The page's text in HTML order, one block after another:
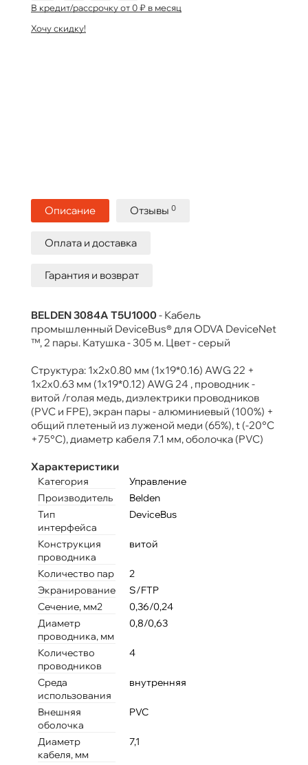
В кредит/рассрочку от 0 ₽ в месяц
Хочу скидку!
Описание Отзывы 0
Оплата и доставка
Гарантия и возврат
BELDEN 3084A T5U1000- Кабель
промышленный DeviceBus® для ODVA DeviceNet
™, 2 пары. Катушка - 305 м. Цвет - серый
Структура: 1х2x0.80 мм (1х19*0.16) AWG 22 +
1х2x0.63 мм (1х19*0.12) AWG 24 , проводник -
витой /голая медь, диэлектрики проводников
(PVC и FPE), экран пары - алюминиевый (100%) +
общий плетеный из луженой меди (65%), t (-20°C
+75°C), диаметр кабеля 7.1 мм, оболочка (PVC)
Характеристики
Категория
Управление
Производитель
Belden
Тип
интерфейса
DeviceBus
Конструкция
проводника
витой
Количество пар
2
Экранирование
S/FTP
Сечение, мм2
0,36/0,24
Диаметр
проводника, мм
0,8/0,63
Количество
проводников
4
Среда
использования
внутренняя
Внешняя
оболочка
PVC
Диаметр
кабеля, мм
7,1